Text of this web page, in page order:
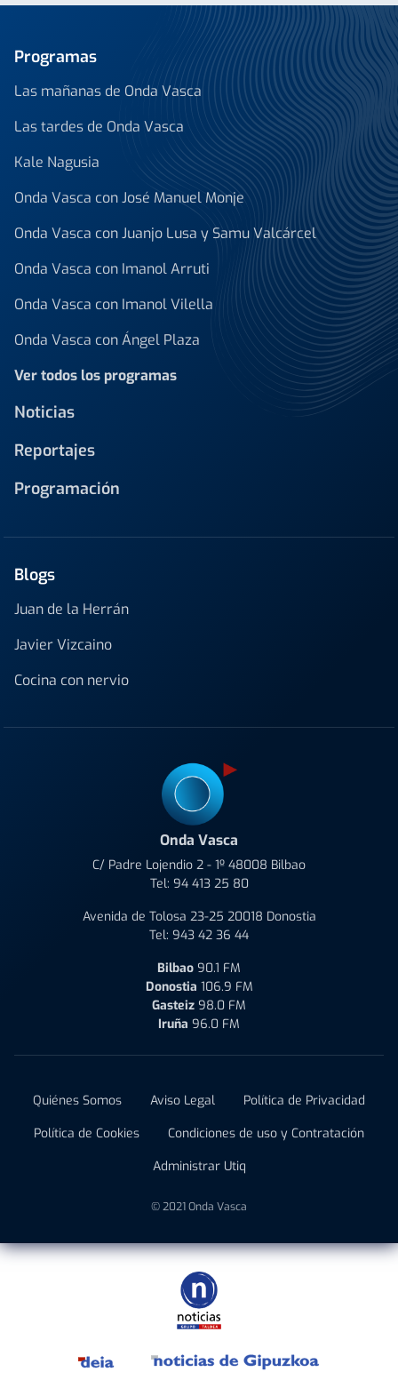
Programas
Las mañanas de Onda Vasca
Las tardes de Onda Vasca
Kale Nagusia
Onda Vasca con José Manuel Monje
Onda Vasca con Juanjo Lusa y Samu Valcárcel
Onda Vasca con Imanol Arruti
Onda Vasca con Imanol Vilella
Onda Vasca con Ángel Plaza
Ver todos los programas
Noticias
Reportajes
Programación
Blogs
Juan de la Herrán
Javier Vizcaino
Cocina con nervio
Onda Vasca
C/ Padre Lojendio 2 - 1º 48008 Bilbao
Tel: 94 413 25 80
Avenida de Tolosa 23-25 20018 Donostia
Tel: 943 42 36 44
Bilbao 90.1 FM
Donostia 106.9 FM
Gasteiz 98.0 FM
Iruña 96.0 FM
Quiénes Somos Aviso Legal
Política de Privacidad
Política de Cookies
Condiciones de uso y Contratación
Administrar Utiq
© 2021 Onda Vasca